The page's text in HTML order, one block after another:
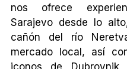
nos ofrece
Sarajevo desde lo
cañón del río
mercado local, así